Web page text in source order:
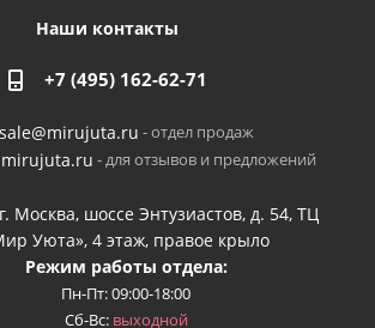
Наши контакты
+7 (495) 162-62-71
sale@mirujuta.ru - отдел продаж
- для отзывов и предложений
Москва, шоссе Энтузиастов, д. 54, ТЦ
Уюта», 4 этаж, правое крыло
Режим работы отдела:
Пн-Пт: 09:00-18:00
Сб-Вс: выходной